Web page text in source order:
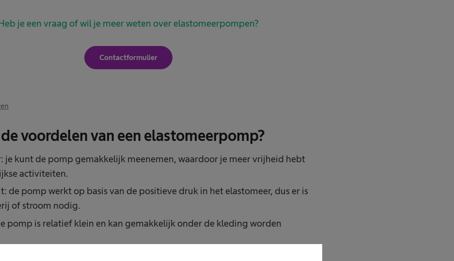
je een vraag of wil je meer weten over elastomeerpompen?
Contactformulier
voordelen van een elastomeerpomp?
je kunt de pomp gemakkelijk meenemen, waardoor je meer vrijheid hebt
activiteiten.
de pomp werkt op basis van de positieve druk in het elastomeer, dus er is
of stroom nodig.
pomp is relatief klein en kan gemakkelijk onder de kleding worden